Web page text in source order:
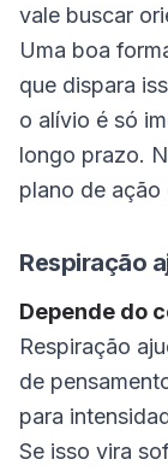
vale buscar
Uma boa
que dispara
o alívio é só
longo prazo.
plano de ação
Respiração
Depende do
Respiração
de
para
Se isso vira